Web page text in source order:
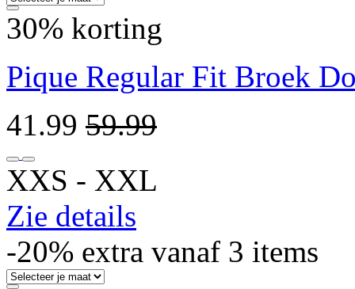
30% korting
Pique Regular Fit Broek
41.99 59.99
XXS ‐ XXL
Zie details
-20% extra vanaf 3 items